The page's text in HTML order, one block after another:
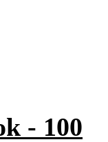
- 100